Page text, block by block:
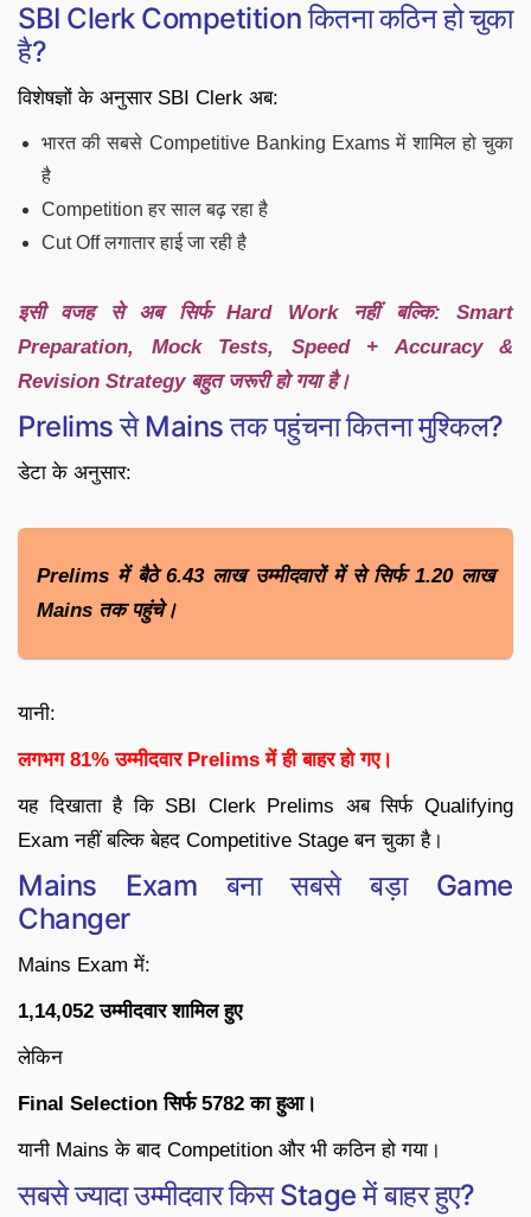
SBI Clerk Competition कितना कठिन हो चुका
है?
विशेषज्ञों के अनुसार SBI Clerk अब:
भारत की सबसे Competitive Banking Exams में शामिल हो चुका
है
Competition हर साल बढ़ रहा है
Cut Off लगातार हाई जा रही है
इसी वजह से अब सिर्फ Hard Work नहीं बल्कि: Smart
Preparation, Mock Tests, Speed + Accuracy &
Revision Strategy बहुत जरूरी हो गया है।
Prelims से Mains तक पहुंचना कितना मुश्किल?
डेटा के अनुसार:
Prelims में बैठे 6.43 लाख उम्मीदवारों में से सिर्फ 1.20 लाख
Mains तक पहुंचे।
यानी:
लगभग 81% उम्मीदवार Prelims में ही बाहर हो गए।
यह दिखाता है कि SBI Clerk Prelims अब सिर्फ Qualifying
Exam नहीं बल्कि बेहद Competitive Stage बन चुका है।
Mains Exam बना सबसे बड़ा Game
Changer
Mains Exam में:
1,14,052 उम्मीदवार शामिल हुए
लेकिन
Final Selection सिर्फ 5782 का हुआ।
यानी Mains के बाद Competition और भी कठिन हो गया।
सबसे ज्यादा उम्मीदवार किस Stage में बाहर हुए?